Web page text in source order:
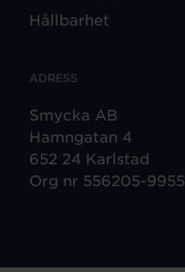
Hållbarhet
ADRESS
Smycka AB
Hamngatan 4
652 24 Karlstad
Org nr 556205-9955